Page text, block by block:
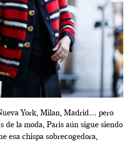
York, Milan, Madrid… pero
de la moda, Paris aún sigue siendo
esa chispa sobrecogedora,